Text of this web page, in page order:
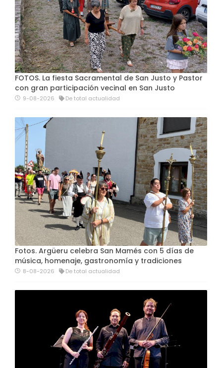
FOTOS. La fiesta Sacramental de San Justo y Pastor
con gran participación vecinal en San Justo
9-08-2026 De total actualidad
Fotos. Argüeru celebra San Mamés con 5 días de
música, homenaje, gastronomía y tradiciones
8-08-2026 De total actualidad